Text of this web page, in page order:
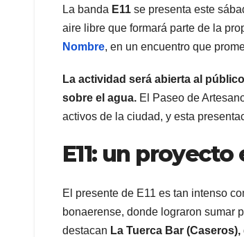
La banda E11 se presenta este
aire libre que formará parte de la
Nombre, en un encuentro que
La actividad será abierta al
sobre el agua. El Paseo de
activos de la ciudad, y esta
E11: un
El presente de E11 es tan intenso
bonaerense, donde lograron sumar
destacan La Tuerca Bar